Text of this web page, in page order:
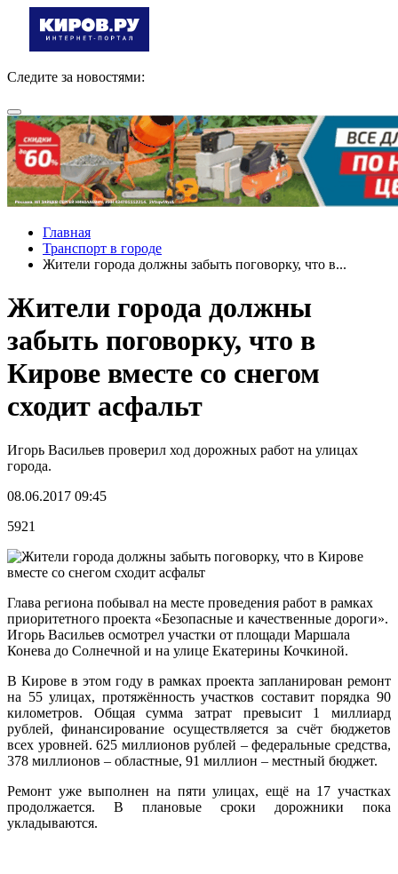
Следите за новостями:
Главная
Транспорт в городе
Жители города должны забыть поговорку, что в...
Жители города должны
забыть поговорку, что в
Кирове вместе со снегом
сходит асфальт
Игорь Васильев проверил ход дорожных работ на улицах
города.
08.06.2017 09:45
5921
Глава региона побывал на месте проведения работ в рамках
приоритетного проекта «Безопасные и качественные дороги».
Игорь Васильев осмотрел участки от площади Маршала
Конева до Солнечной и на улице Екатерины Кочкиной.
В Кирове в этом году в рамках проекта запланирован ремонт
на 55 улицах, протяжённость участков составит порядка 90
километров. Общая сумма затрат превысит 1 миллиард
рублей, финансирование осуществляется за счёт бюджетов
всех уровней. 625 миллионов рублей – федеральные средства,
378 миллионов – областные, 91 миллион – местный бюджет.
Ремонт уже выполнен на пяти улицах, ещё на 17 участках
продолжается. В плановые сроки дорожники пока
укладываются.